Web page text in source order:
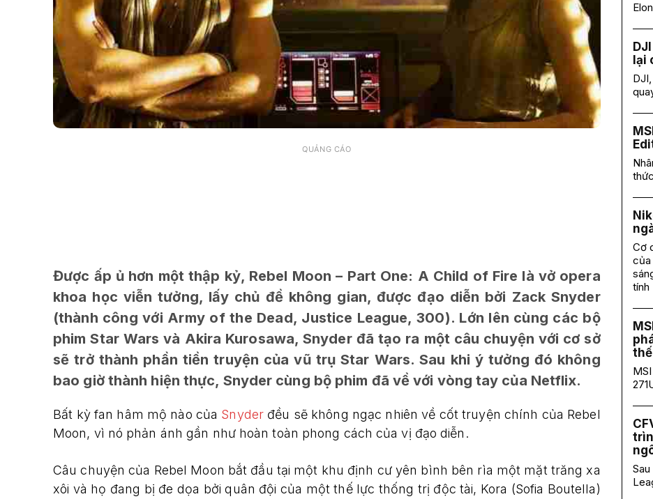
QUẢNG CÁO
Được ấp ủ hơn một thập kỷ, Rebel Moon – Part One: A Child of Fire là vở opera
khoa học viễn tưởng, lấy chủ đề không gian, được đạo diễn bởi Zack Snyder
(thành công với Army of the Dead, Justice League, 300). Lớn lên cùng các bộ
phim Star Wars và Akira Kurosawa, Snyder đã tạo ra một câu chuyện với cơ sở
sẽ trở thành phần tiền truyện của vũ trụ Star Wars. Sau khi ý tưởng đó không
bao giờ thành hiện thực, Snyder cùng bộ phim đã về với vòng tay của Netflix.
Bất kỳ fan hâm mộ nào của Snyder đều sẽ không ngạc nhiên về cốt truyện chính của Rebel
Moon, vì nó phản ánh gần như hoàn toàn phong cách của vị đạo diễn.
Câu chuyện của Rebel Moon bắt đầu tại một khu định cư yên bình bên rìa một mặt trăng xa
xôi và họ đang bị đe dọa bởi quân đội của một thế lực thống trị độc tài, Kora (Sofia Boutella)
lại
Cơ
của
tính